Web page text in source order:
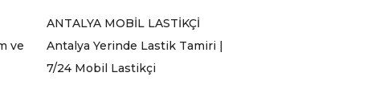
ANTALYA MOBİL LASTİKÇİ
ve
Antalya Yerinde Lastik Tamiri |
7/24 Mobil Lastikçi